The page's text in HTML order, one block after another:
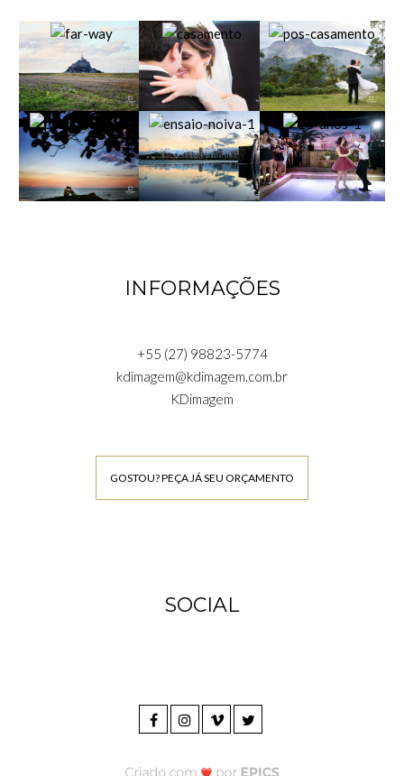
INFORMAÇÕES
+55 (27) 98823-5774
kdimagem@kdimagem.com.br
KDimagem
GOSTOU? PEÇA JÁ SEU ORÇAMENTO
SOCIAL